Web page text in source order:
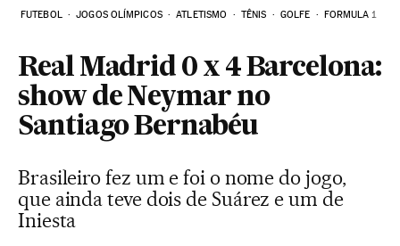
FUTEBOL JOGOS OLÍMPICOS ATLETISMO TÊNIS GOLFE FORMULA 1
Real Madrid 0 x 4 Barcelona:
show de Neymar no
Santiago Bernabéu
Brasileiro fez um e foi o nome do jogo,
que ainda teve dois de Suárez e um de
Iniesta